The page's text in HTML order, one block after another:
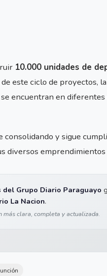
10.000 unidades de
este ciclo de proyectos,
encuentran en diferentes
y sigue
diversos
Grupo Diario Paraguayo
La Nacion.
clara, completa y actualizada.